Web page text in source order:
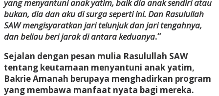
yang menyantuni anak yatim, baik dia anak sendiri atau
bukan, dia dan aku di surga seperti ini. Dan Rasulullah
SAW mengisyaratkan jari telunjuk dan jari tengahnya,
dan beliau beri jarak di antara keduanya.”
Sejalan dengan pesan mulia Rasulullah SAW
tentang keutamaan menyantuni anak yatim,
Bakrie Amanah berupaya menghadirkan program
yang membawa manfaat nyata bagi mereka.